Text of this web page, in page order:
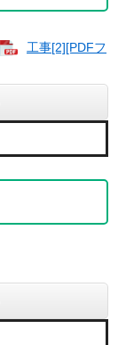
工事​[2][PDFフ